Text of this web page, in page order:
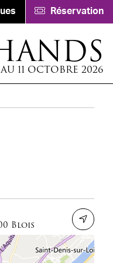
Réservation
11 OCTOBRE 2026
Blois